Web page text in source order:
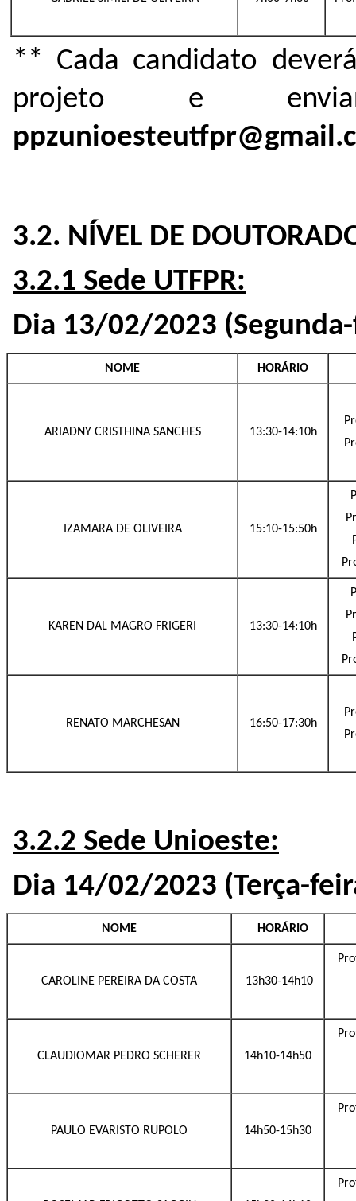
** Cada candidato
projeto e
3.2. NÍVEL DE
3.2.1 Sede UTFPR:
Dia 13/02/2023
NOME HORÁRIO
ARIADNY CRISTHINA SANCHES 13:30-14:10h
IZAMARA DE OLIVEIRA 15:10-15:50h
KAREN DAL MAGRO FRIGERI 13:30-14:10h
RENATO MARCHESAN 16:50-17:30h
3.2.2 Sede Unioeste:
Dia 14/02/2023 (Terça-
NOME HORÁRIO
CAROLINE PEREIRA DA COSTA 13h30-14h10
CLAUDIOMAR PEDRO SCHERER 14h10-14h50
PAULO EVARISTO RUPOLO 14h50-15h30